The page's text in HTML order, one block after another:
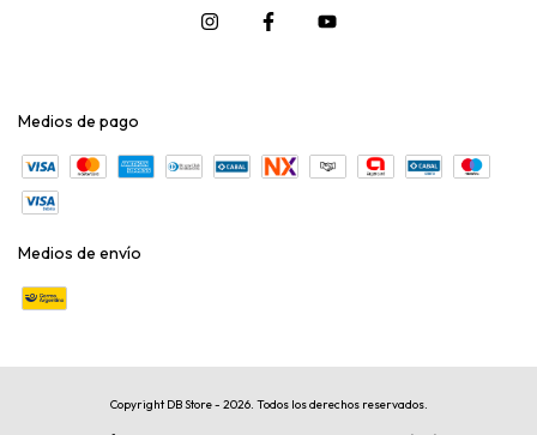
Medios de pago
Medios de envío
Copyright DB Store - 2026. Todos los derechos reservados.